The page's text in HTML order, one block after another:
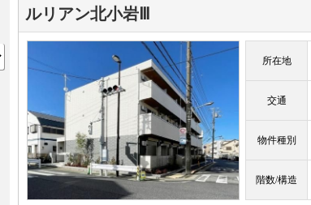
ルリアン北小岩Ⅲ
所在地
交通
物件種別
階数/構造